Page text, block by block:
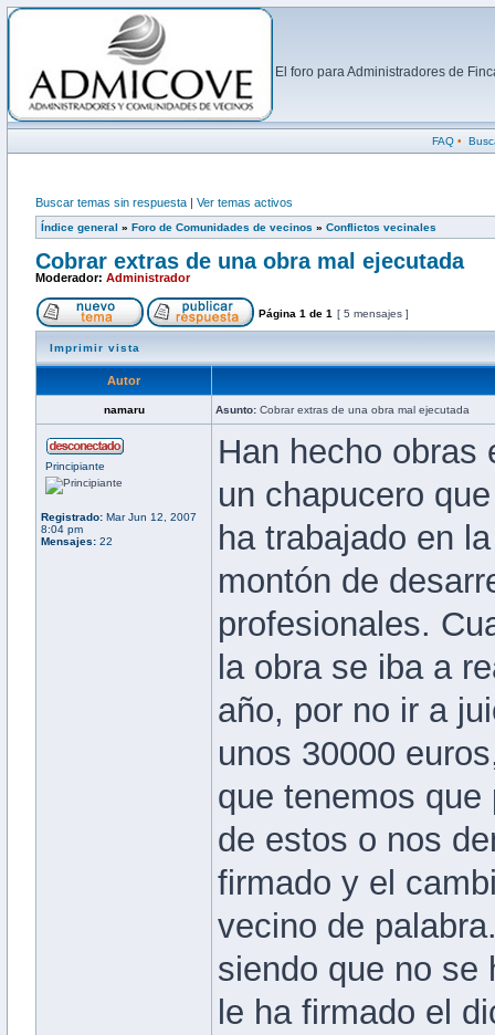
El foro para Administradores de
FAQ•
Buscar temas sin respuesta | Ver temas activos
Índice general » Foro de Comunidades de vecinos » Conflictos vecinales
Cobrar extras de una obra mal ejecutada
Moderador: Administrador
Página 1 de 1 [ 5 mensajes ]
Imprimir vista
Autor
namaru Asunto: Cobrar extras de una obra mal ejecutada
Principiante
Registrado: Mar Jun 12, 2007
8:04 pm
Mensajes: 22
Han hecho obras
un chapucero
ha trabajado en
montón de
profesionales.
la obra se iba a
año, por no ir a
unos 30000
que tenemos
de estos o nos
firmado y el
vecino de
siendo que no se
le ha firmado el